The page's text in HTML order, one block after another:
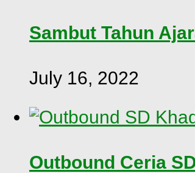
Sambut Tahun
July 16, 2022
Outbound Ceria